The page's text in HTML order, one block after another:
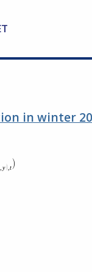
in winter